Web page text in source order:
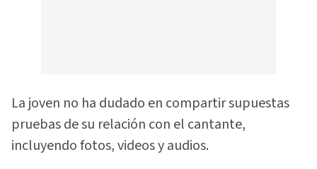
La joven no ha dudado en compartir supuestas
pruebas de su relación con el cantante,
incluyendo fotos, videos y audios.